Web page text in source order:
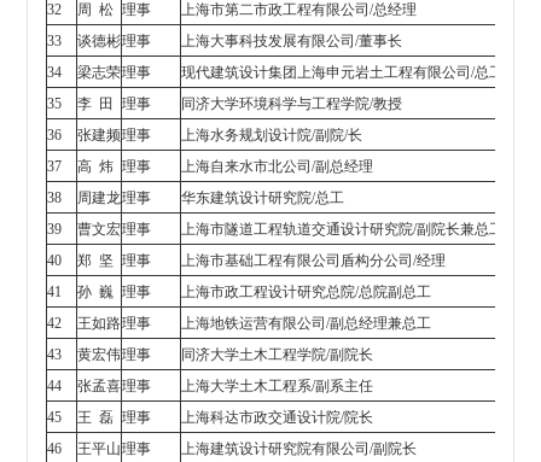
32
周 松 理事
上海市第二市政工程有限公司/总经理
33
谈德彬理事
上海大事科技发展有限公司/董事长
34
梁志荣理事
现代建筑设计集团上海申元岩土工程有限公司/总工
35
李 田 理事
同济大学环境科学与工程学院/教授
36
张建频理事
上海水务规划设计院/副院/长
37
高 炜 理事
上海自来水市北公司/副总经理
38
周建龙理事
华东建筑设计研究院/总工
39
曹文宏理事
上海市隧道工程轨道交通设计研究院/副院长兼总工
40
郑 坚 理事
上海市基础工程有限公司盾构分公司/经理
41
孙 巍 理事
上海市政工程设计研究总院/总院副总工
42
王如路理事
上海地铁运营有限公司/副总经理兼总工
43
黄宏伟理事
同济大学土木工程学院/副院长
44
张孟喜理事
上海大学土木工程系/副系主任
45
王 磊 理事
上海科达市政交通设计院/院长
46
王平山理事
上海建筑设计研究院有限公司/副院长